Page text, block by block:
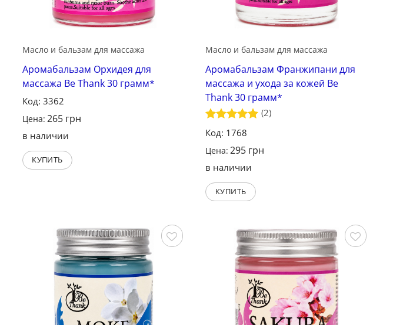
Масло и бальзам для массажа
Аромабальзам Орхидея для
массажа Be Thank 30 грамм*
Код: 3362
Цена: 265 грн
в наличии
КУПИТЬ
Масло и бальзам для массажа
Аромабальзам Франжипани для
массажа и ухода за кожей Be
Thank 30 грамм*
Оценка5
из 5
(2)
Код: 1768
Цена: 295 грн
в наличии
КУПИТЬ
Сохранить Сохранить